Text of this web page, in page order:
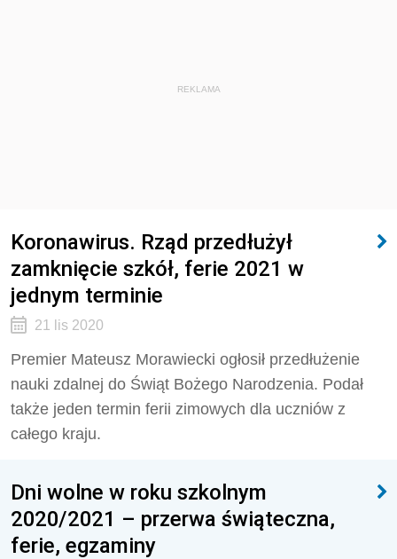
REKLAMA
Koronawirus. Rząd przedłużył
zamknięcie szkół, ferie 2021 w
jednym terminie
21 lis 2020
Premier Mateusz Morawiecki ogłosił przedłużenie
nauki zdalnej do Świąt Bożego Narodzenia. Podał
także jeden termin ferii zimowych dla uczniów z
całego kraju.
Dni wolne w roku szkolnym
2020/2021 – przerwa świąteczna,
ferie, egzaminy